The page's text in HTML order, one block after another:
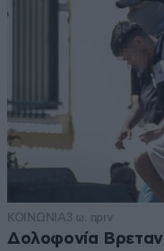
ΚΟΙΝΩΝΙΑ3 ω. πριν
Δολοφονία